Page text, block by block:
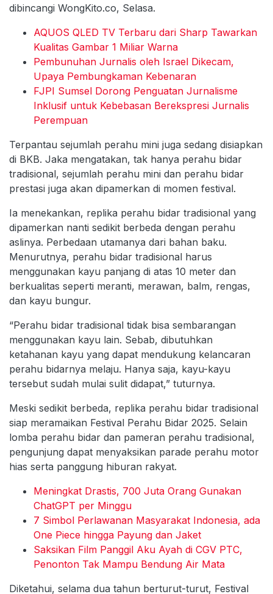
dibincangi WongKito.co, Selasa.
AQUOS QLED TV Terbaru dari Sharp Tawarkan
Kualitas Gambar 1 Miliar Warna
Pembunuhan Jurnalis oleh Israel Dikecam,
Upaya Pembungkaman Kebenaran
FJPI Sumsel Dorong Penguatan Jurnalisme
Inklusif untuk Kebebasan Berekspresi Jurnalis
Perempuan
Terpantau sejumlah perahu mini juga sedang disiapkan
di BKB. Jaka mengatakan, tak hanya perahu bidar
tradisional, sejumlah perahu mini dan perahu bidar
prestasi juga akan dipamerkan di momen festival.
Ia menekankan, replika perahu bidar tradisional yang
dipamerkan nanti sedikit berbeda dengan perahu
aslinya. Perbedaan utamanya dari bahan baku.
Menurutnya, perahu bidar tradisional harus
menggunakan kayu panjang di atas 10 meter dan
berkualitas seperti meranti, merawan, balm, rengas,
dan kayu bungur.
“Perahu bidar tradisional tidak bisa sembarangan
menggunakan kayu lain. Sebab, dibutuhkan
ketahanan kayu yang dapat mendukung kelancaran
perahu bidarnya melaju. Hanya saja, kayu-kayu
tersebut sudah mulai sulit didapat,” tuturnya.
Meski sedikit berbeda, replika perahu bidar tradisional
siap meramaikan Festival Perahu Bidar 2025. Selain
lomba perahu bidar dan pameran perahu tradisional,
pengunjung dapat menyaksikan parade perahu motor
hias serta panggung hiburan rakyat.
Meningkat Drastis, 700 Juta Orang Gunakan
ChatGPT per Minggu
7 Simbol Perlawanan Masyarakat Indonesia, ada
One Piece hingga Payung dan Jaket
Saksikan Film Panggil Aku Ayah di CGV PTC,
Penonton Tak Mampu Bendung Air Mata
Diketahui, selama dua tahun berturut-turut, Festival